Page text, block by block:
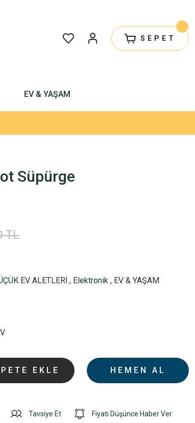
SEPET
EV & YAŞAM
Süpürge
TL
EV ALETLERİ , Elektronik , EV & YAŞAM
EKLE HEMEN AL
Tavsiye Et Fiyatı Düşünce Haber Ver